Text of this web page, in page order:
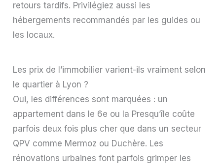
retours tardifs. Privilégiez aussi les
hébergements recommandés par les guides ou
les locaux.
Les prix de l’immobilier varient-ils vraiment selon
le quartier à Lyon ?
Oui, les différences sont marquées : un
appartement dans le 6e ou la Presqu’île coûte
parfois deux fois plus cher que dans un secteur
QPV comme Mermoz ou Duchère. Les
rénovations urbaines font parfois grimper les